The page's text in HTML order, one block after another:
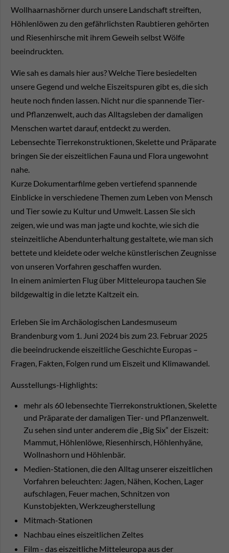
Wollhaarnashörner durch unsere Landschaft streiften,
Höhlenlöwen zu den gefährlichsten Raubtieren gehörten
und Riesenhirsche mit ihrem Geweih selbst Wölfe
beeindruckten.
Wie sah es damals hier aus? Welche Tiere besiedelten
unsere Gegend und welche Eiszeitspuren gibt es, die sich
heute noch finden lassen. Nicht nur die spannende Tier-
und Pflanzenwelt, auch das Alltagsleben der damaligen
Menschen wartet darauf, entdeckt zu werden.
Lebensechte Tierrekonstruktionen, Skelette und Präparate
bringen Sie der eiszeitlichen Fauna und Flora ungewohnt
nahe.
Kurze Dokumentarfilme geben vertiefend spannende
Einblicke in verschiedene Themen zum Leben von Mensch
und Tier sowie zu Kultur und Umwelt. Lassen Sie sich
zeigen, wie und was man jagte und kochte, wie sich die
steinzeitliche Abendunterhaltung gestaltete, wie man sich
bettete und kleidete oder welche künstlerischen Zeugnisse
von unseren Vorfahren geschaffen wurden.
In einem animierten Flug über Mitteleuropa tauchen Sie
bildgewaltig in die letzte Kaltzeit ein.
Erleben Sie im Archäologischen Landesmuseum
Brandenburg vom 1. Juni 2024 bis zum 23. Februar 2025
die beeindruckende eiszeitliche Geschichte Europas –
Fragen, Fakten, Folgen rund um Eiszeit und Klimawandel.
Ausstellungs-Highlights:
mehr als 60 lebensechte Tierrekonstruktionen, Skelette
und Präparate der damaligen Tier- und Pflanzenwelt.
Zu sehen sind unter anderem die „Big Six“ der Eiszeit:
Mammut, Höhlenlöwe, Riesenhirsch, Höhlenhyäne,
Wollnashorn und Höhlenbär.
Medien-Stationen, die den Alltag unserer eiszeitlichen
Vorfahren beleuchten: Jagen, Nähen, Kochen, Lager
aufschlagen, Feuer machen, Schnitzen von
Kunstobjekten, Werkzeugherstellung
Mitmach-Stationen
Nachbau eines eiszeitlichen Zeltes
Film - das eiszeitliche Mitteleuropa aus der